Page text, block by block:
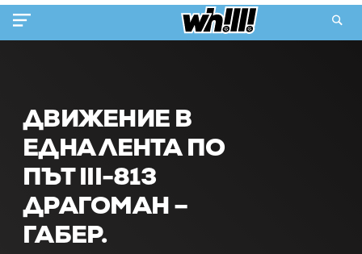
ДВИЖЕНИЕ В
ЕДНА ЛЕНТА ПО
ПЪТ III-813
ДРАГОМАН –
ГАБЕР.